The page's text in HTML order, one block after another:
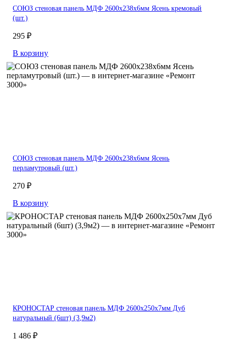
СОЮЗ стеновая панель МДФ 2600х238х6мм Ясень кремовый
(шт.)
295 ₽
В корзину
СОЮЗ стеновая панель МДФ 2600х238х6мм Ясень
перламутровый (шт.)
270 ₽
В корзину
КРОНОСТАР стеновая панель МДФ 2600х250х7мм Дуб
натуральный (6шт) (3,9м2)
1 486 ₽